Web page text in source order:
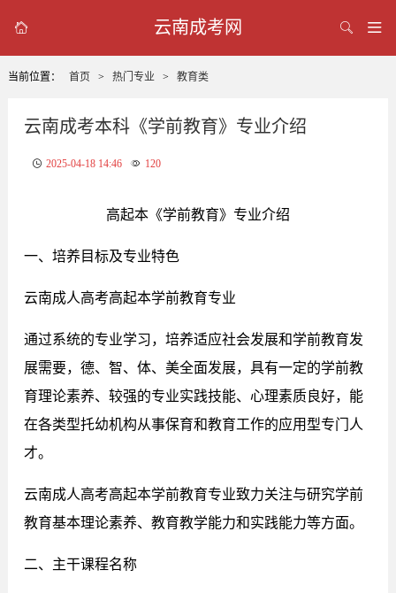
 云南成考网  
当前位置： 首页 > 热门专业 > 教育类
云南成考本科《学前教育》专业介绍
2025-04-18 14:46 120
高起本《学前教育》专业介绍
一、培养目标及专业特色
云南成人高考高起本学前教育专业
通过系统的专业学习，培养适应社会发展和学前教育发
展需要，德、智、体、美全面发展，具有一定的学前教
育理论素养、较强的专业实践技能、心理素质良好，能
在各类型托幼机构从事保育和教育工作的应用型专门人
才。
云南成人高考高起本学前教育专业致力关注与研究学前
教育基本理论素养、教育教学能力和实践能力等方面。
二、主干课程名称